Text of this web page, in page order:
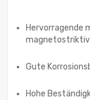
Hervorragende
Gute
Hohe